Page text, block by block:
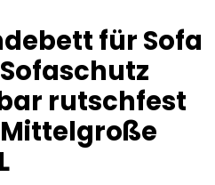
für Sofa
rutschfest